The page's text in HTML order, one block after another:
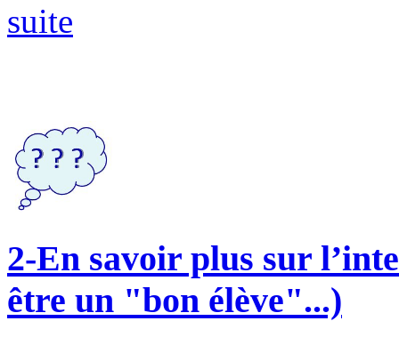
suite
2-En savoir plus sur
être un "bon élève"...)